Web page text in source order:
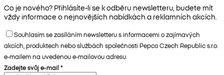
Co je nového? Přihlásíte-li se k odběru newsletteru, budete mít
vždy informace o nejnovějších nabídkách a reklamních akcích.
Souhlasím se zasíláním newsletteru s informacemi o zajímavých
akcích, produktech nebo službách společnosti Pepco Czech Republic s.r.o.
e-mailem na uvedenou e-mailovou adresu.
Zadejte svůj e-mail *